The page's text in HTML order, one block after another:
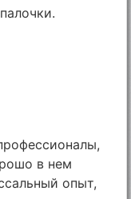
в нем
опыт,